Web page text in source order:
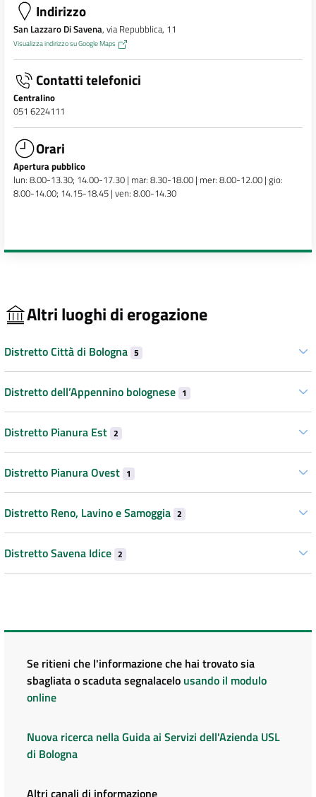
Indirizzo
San Lazzaro Di Savena, via Repubblica, 11
Visualizza indirizzo su Google Maps
Contatti telefonici
Centralino
051 6224111
Orari
Apertura pubblico
lun: 8.00-13.30; 14.00-17.30 | mar: 8.30-18.00 | mer: 8.00-12.00 | gio:
8.00-14.00; 14.15-18.45 | ven: 8.00-14.30
Altri luoghi di erogazione
Distretto Città di Bologna 5
Distretto dell’Appennino bolognese 1
Distretto Pianura Est 2
Distretto Pianura Ovest 1
Distretto Reno, Lavino e Samoggia 2
Distretto Savena Idice 2
Se ritieni che l'informazione che hai trovato sia
sbagliata o scaduta segnalacelo usando il modulo
online
Nuova ricerca nella Guida ai Servizi dell'Azienda USL
di Bologna
Altri canali di informazione